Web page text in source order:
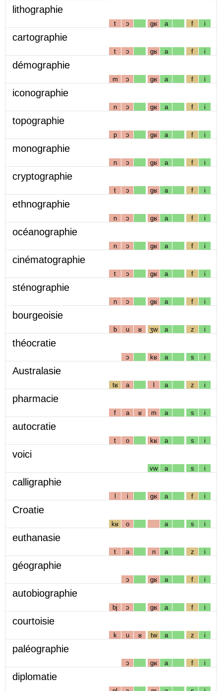
lithographie
t ɔ gʁ a f i
cartographie
t ɔ gʁ a f i
démographie
m ɔ gʁ a f i
iconographie
n ɔ gʁ a f i
topographie
p ɔ gʁ a f i
monographie
n ɔ gʁ a f i
cryptographie
t ɔ gʁ a f i
ethnographie
n ɔ gʁ a f i
océanographie
n ɔ gʁ a f i
cinématographie
t ɔ gʁ a f i
sténographie
n ɔ gʁ a f i
bourgeoisie
b u ʁ ʒw a z i
théocratie
ɔ kʁ a s i
Australasie
tʁ a l a z i
pharmacie
f a ʁ m a s i
autocratie
t o kʁ a s i
voici
vw a s i
calligraphie
l i gʁ a f i
Croatie
kʁ o a s i
euthanasie
t a n a z i
géographie
ɔ gʁ a f i
autobiographie
bj ɔ gʁ a f i
courtoisie
k u ʁ tw a z i
paléographie
ɔ gʁ a f i
diplomatie